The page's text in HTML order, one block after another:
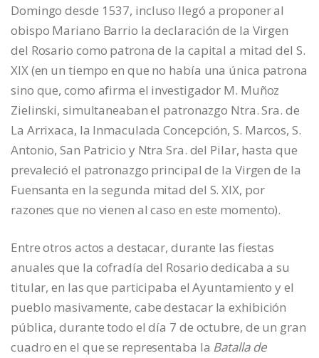
Domingo desde 1537, incluso llegó a proponer al
obispo Mariano Barrio la declaración de la Virgen
del Rosario como patrona de la capital a mitad del S.
XIX (en un tiempo en que no había una única patrona
sino que, como afirma el investigador M. Muñoz
Zielinski, simultaneaban el patronazgo Ntra. Sra. de
La Arrixaca, la Inmaculada Concepción, S. Marcos, S.
Antonio, San Patricio y Ntra Sra. del Pilar, hasta que
prevaleció el patronazgo principal de la Virgen de la
Fuensanta en la segunda mitad del S. XIX, por
razones que no vienen al caso en este momento).
Entre otros actos a destacar, durante las fiestas
anuales que la cofradía del Rosario dedicaba a su
titular, en las que participaba el Ayuntamiento y el
pueblo masivamente, cabe destacar la exhibición
pública, durante todo el día 7 de octubre, de un gran
cuadro en el que se representaba la Batalla de